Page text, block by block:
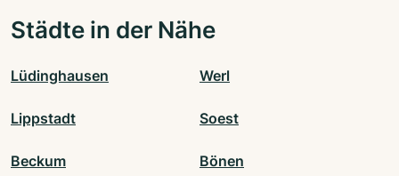
Städte in der Nähe
Lüdinghausen Werl
Lippstadt Soest
Beckum Bönen